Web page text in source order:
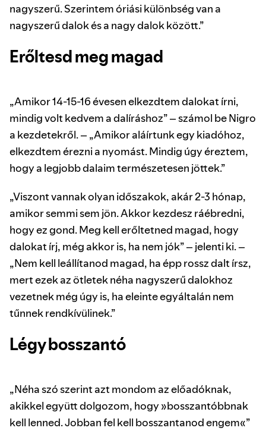
nagyszerű. Szerintem óriási különbség van a
nagyszerű dalok és a nagy dalok között.”
Erőltesd meg magad
„Amikor 14-15-16 évesen elkezdtem dalokat írni,
mindig volt kedvem a dalíráshoz” – számol be Nigro
a kezdetekről. – „Amikor aláírtunk egy kiadóhoz,
elkezdtem érezni a nyomást. Mindig úgy éreztem,
hogy a legjobb dalaim természetesen jöttek.”
„Viszont vannak olyan időszakok, akár 2-3 hónap,
amikor semmi sem jön. Akkor kezdesz ráébredni,
hogy ez gond. Meg kell erőltetned magad, hogy
dalokat írj, még akkor is, ha nem jók” – jelenti ki. –
„Nem kell leállítanod magad, ha épp rossz dalt írsz,
mert ezek az ötletek néha nagyszerű dalokhoz
vezetnek még úgy is, ha eleinte egyáltalán nem
tűnnek rendkívülinek.”
Légy bosszantó
„Néha szó szerint azt mondom az előadóknak,
akikkel együtt dolgozom, hogy »bosszantóbbnak
kell lenned. Jobban fel kell bosszantanod engem«”